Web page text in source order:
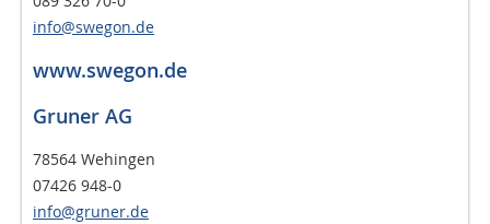
info@swegon.de
www.swegon.de
Gruner AG
78564 Wehingen
07426 948-0
info@gruner.de